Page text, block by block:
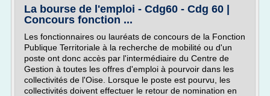
La bourse de l'emploi - Cdg60 - Cdg 60 |
Concours fonction ...
Les fonctionnaires ou lauréats de concours de la Fonction
Publique Territoriale à la recherche de mobilité ou d'un
poste ont donc accès par l'intermédiaire du Centre de
Gestion à toutes les offres d'emploi à pourvoir dans les
collectivités de l'Oise. Lorsque le poste est pourvu, les
collectivités doivent effectuer le retour de nomination en